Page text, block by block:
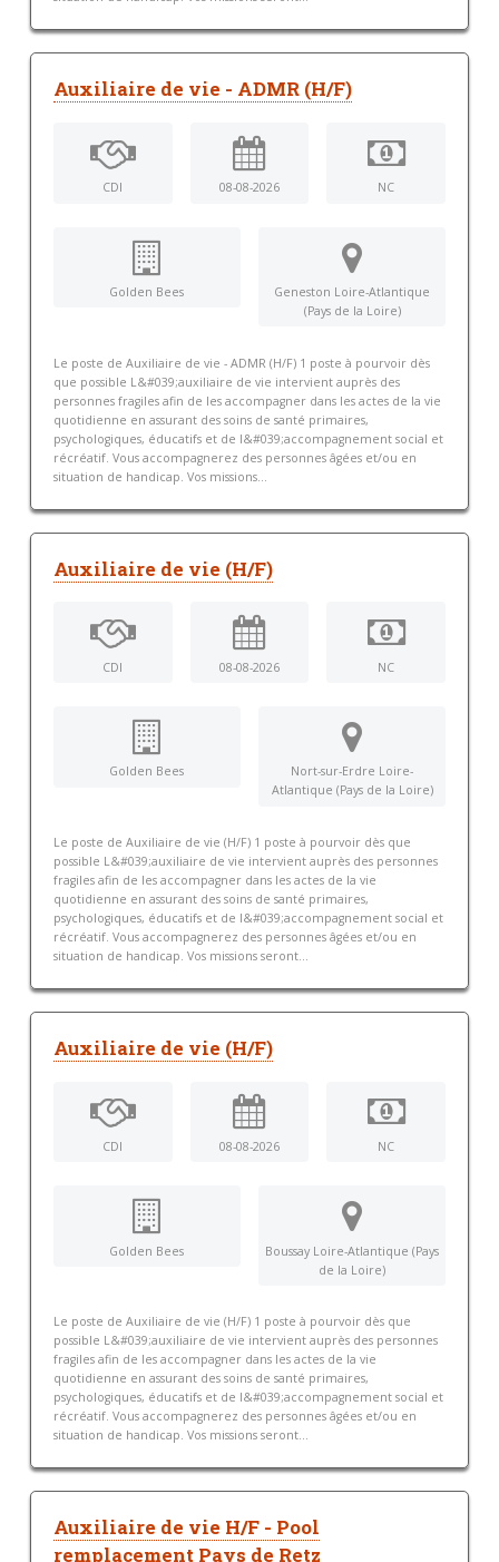
Auxiliaire de vie - ADMR (H/F)
CDI 08-08-2026 NC
Golden Bees
Geneston Loire-Atlantique
(Pays de la Loire)
Le poste de Auxiliaire de vie - ADMR (H/F) 1 poste à pourvoir dès
que possible L&#039;auxiliaire de vie intervient auprès des
personnes fragiles afin de les accompagner dans les actes de la vie
quotidienne en assurant des soins de santé primaires,
psychologiques, éducatifs et de l&#039;accompagnement social et
récréatif. Vous accompagnerez des personnes âgées et/ou en
situation de handicap. Vos missions...
Auxiliaire de vie (H/F)
CDI 08-08-2026 NC
Golden Bees
Nort-sur-Erdre Loire-
Atlantique (Pays de la Loire)
Le poste de Auxiliaire de vie (H/F) 1 poste à pourvoir dès que
possible L&#039;auxiliaire de vie intervient auprès des personnes
fragiles afin de les accompagner dans les actes de la vie
quotidienne en assurant des soins de santé primaires,
psychologiques, éducatifs et de l&#039;accompagnement social et
récréatif. Vous accompagnerez des personnes âgées et/ou en
situation de handicap. Vos missions seront...
Auxiliaire de vie (H/F)
CDI 08-08-2026 NC
Golden Bees
Boussay Loire-Atlantique (Pays
de la Loire)
Le poste de Auxiliaire de vie (H/F) 1 poste à pourvoir dès que
possible L&#039;auxiliaire de vie intervient auprès des personnes
fragiles afin de les accompagner dans les actes de la vie
quotidienne en assurant des soins de santé primaires,
psychologiques, éducatifs et de l&#039;accompagnement social et
récréatif. Vous accompagnerez des personnes âgées et/ou en
situation de handicap. Vos missions seront...
Auxiliaire de vie H/F - Pool
remplacement Pays de Retz